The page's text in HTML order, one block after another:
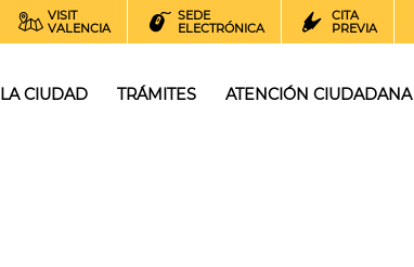
VISIT
VALENCIA
SEDE
ELECTRÓNICA
CITA
PREVIA
LA CIUDAD TRÁMITES ATENCIÓN CIUDADANA